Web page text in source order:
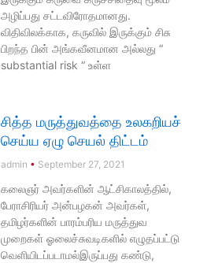
அழிப்பது சட்டவிரோதமானது.
விதிவிலக்காக, கருவில் இருக்கும் சிசு
பிறந்த பின் அங்கவீனமான அல்லது “
substantial risk “ உள்ள
சித்த மருத்துவத்தை உலகறியச்
செய்ய ஏழு செயல் திட்டம்
admin September 27, 2021
கலைஞர் அவர்களின் ஆட்சிகாலத்தில்,
பேராசிரியர் அன்பழகன் அவர்கள்,
தமிழர்களின் பாரம்பரிய மருத்துவ
முறைகள் ஓலைச்சுவடிகளில் எழுதப்பட்டு
வெளியிடப்படாமல்இருப்பது கண்டு,